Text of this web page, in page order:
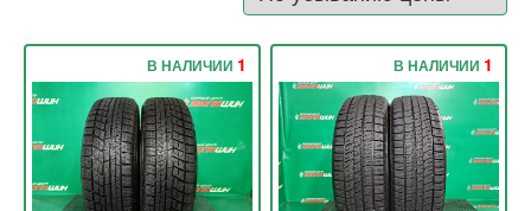
В НАЛИЧИИ 1 В НАЛИЧИИ 1